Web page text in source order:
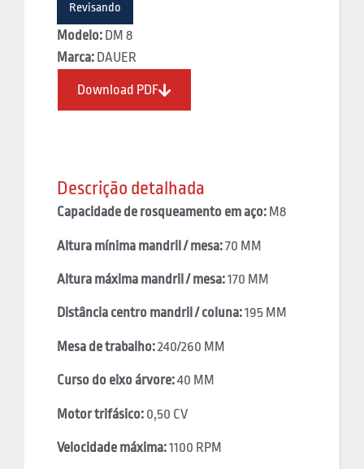
Revisando
Modelo: DM 8
Marca: DAUER
Download PDF
Descrição detalhada
Capacidade de rosqueamento em aço: M8
Altura mínima mandril / mesa:70 MM
Altura máxima mandril / mesa:170 MM
Distância centro mandril / coluna:195 MM
Mesa de trabalho:240/260 MM
Curso do eixo árvore:40 MM
Motor trifásico: 0,50 CV
Velocidade máxima:1100 RPM